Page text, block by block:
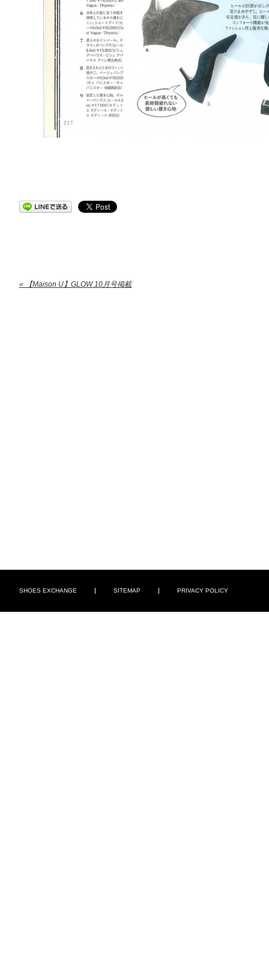
« 【Maison U】GLOW 10月号掲載
SHOES EXCHANGE SITEMAP PRIVACY POLICY